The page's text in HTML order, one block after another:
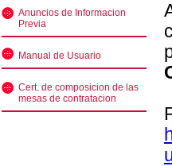
Anuncios de Informacion
Previa
Manual de Usuario
Cert. de composicion de las
mesas de contratacion